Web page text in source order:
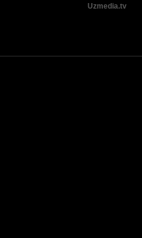
Uzmedia.tv